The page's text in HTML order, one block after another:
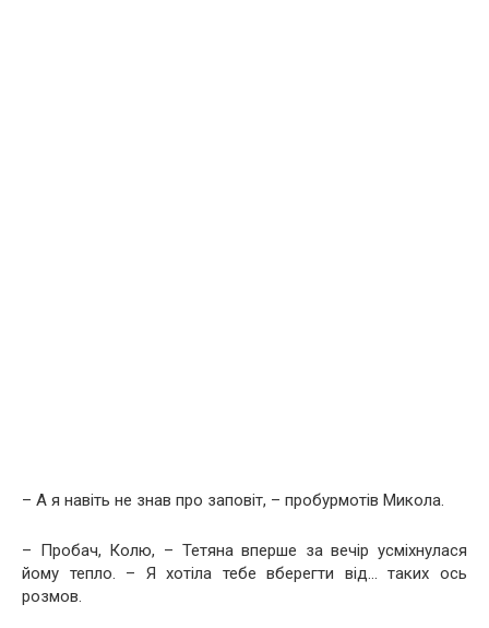
– А я навіть не знав про заповіт, – пробурмотів Микола.
– Пробач, Колю, – Тетяна вперше за вечір усміхнулася
йому тепло. – Я хотіла тебе вберегти від… таких ось
розмов.